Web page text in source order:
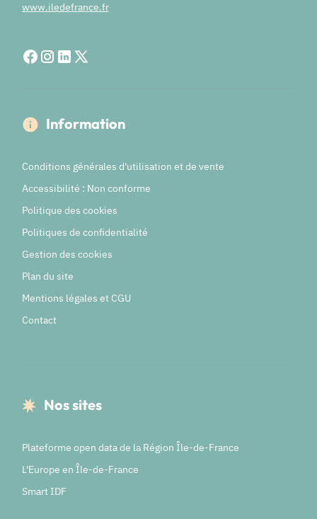
www.iledefrance.fr
Information
Conditions générales d'utilisation et de vente
Accessibilité : Non conforme
Politique des cookies
Politiques de confidentialité
Gestion des cookies
Plan du site
Mentions légales et CGU
Contact
Nos sites
Plateforme open data de la Région Île-de-France
L'Europe en Île-de-France
Smart IDF